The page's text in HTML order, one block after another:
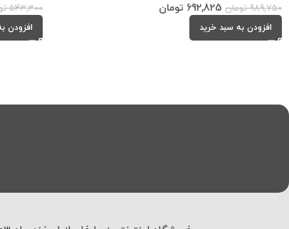
989,750 تومان 692,825 تومان
افزودن به سبد خرید
543,300
افزودن